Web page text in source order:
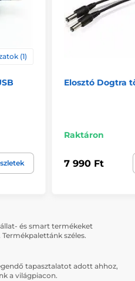
(1)
Elosztó Dogtra
Raktáron
7 990 Ft
és smart termékeket
széles.
tapasztalatot adott ahhoz,
a világpiacon.